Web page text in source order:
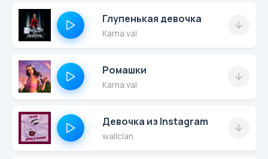
Глупенькая девочка
Karna.val
Ромашки
Karna.val
Девочка из Instagram
wallclan